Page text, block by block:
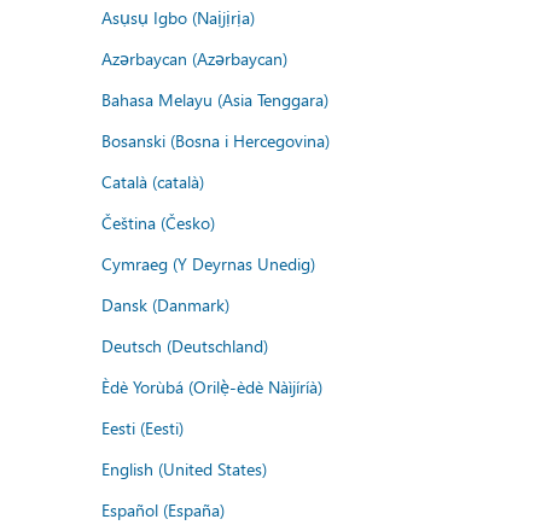
Asụsụ Igbo (Naịjịrịa)
Azərbaycan (Azərbaycan)
Bahasa Melayu (Asia Tenggara)
Bosanski (Bosna i Hercegovina)
Català (català)
Čeština (Česko)
Cymraeg (Y Deyrnas Unedig)
Dansk (Danmark)
Deutsch (Deutschland)
Èdè Yorùbá (Orilẹ̀-èdè Nàìjíríà)
Eesti (Eesti)
English (United States)
Español (España)